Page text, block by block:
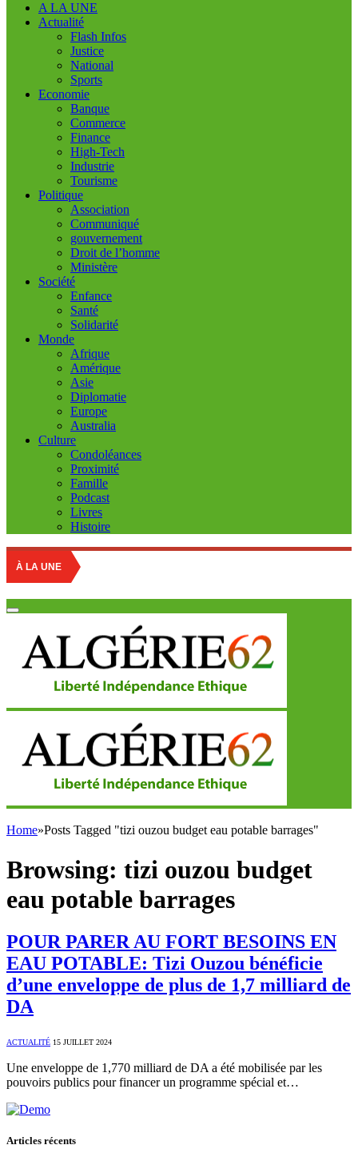
A LA UNE
Actualité
Flash Infos
Justice
National
Sports
Economie
Banque
Commerce
Finance
High-Tech
Industrie
Tourisme
Politique
Association
Communiqué
gouvernement
Droit de l’homme
Ministère
Société
Enfance
Santé
Solidarité
Monde
Afrique
Amérique
Asie
Diplomatie
Europe
Australia
Culture
Condoléances
Proximité
Famille
Podcast
Livres
Histoire
À LA UNE
Home»Posts Tagged "tizi ouzou budget eau potable barrages"
Browsing: tizi ouzou budget
eau potable barrages
POUR PARER AU FORT BESOINS EN
EAU POTABLE: Tizi Ouzou bénéficie
d’une enveloppe de plus de 1,7 milliard de
DA
ACTUALITÉ 15 JUILLET 2024
Une enveloppe de 1,770 milliard de DA a été mobilisée par les
pouvoirs publics pour financer un programme spécial et…
Articles récents